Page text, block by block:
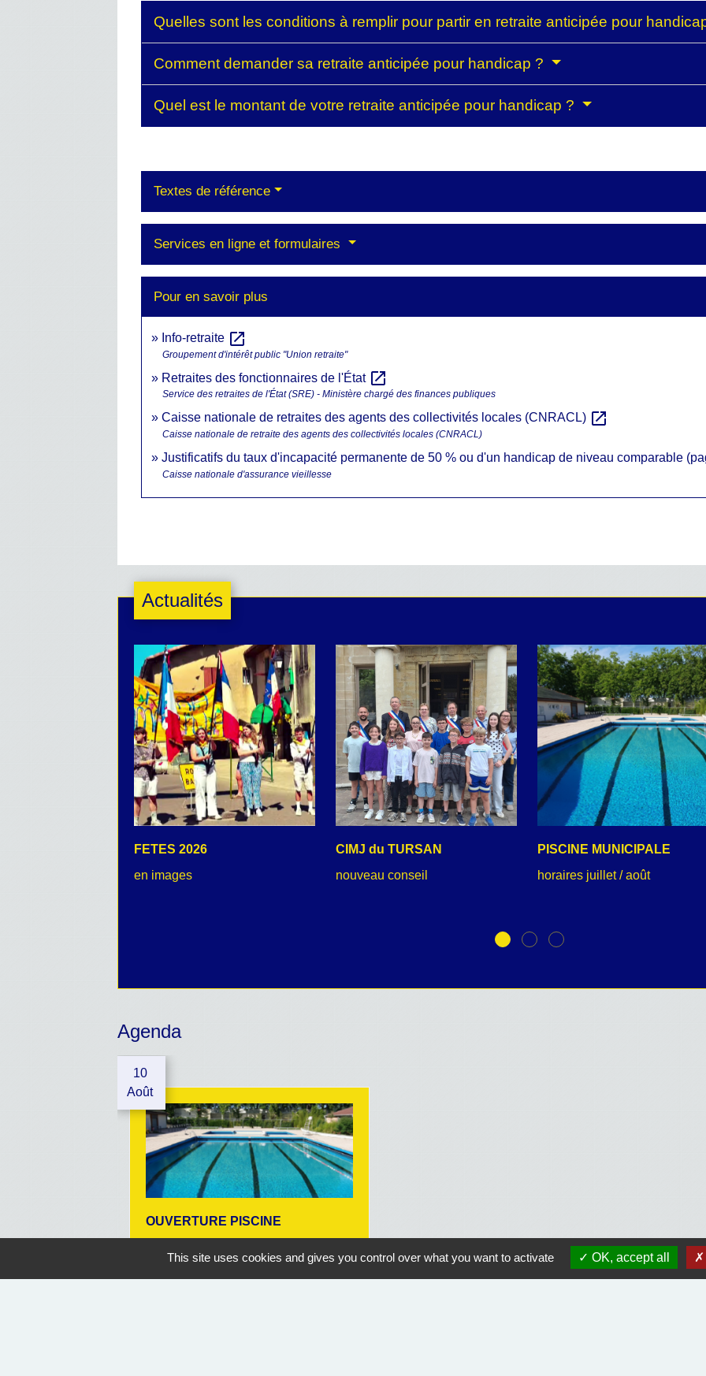
Quelles sont les conditions à remplir pour partir en retraite anticipée pour
Comment demander sa retraite anticipée pour handicap ?
Quel est le montant de votre retraite anticipée pour handicap ?
Textes de référence
Services en ligne et formulaires
Pour en savoir plus
Info-retraite open_in_new
Groupement d'intérêt public "Union retraite"
Retraites des fonctionnaires de l'État open_in_new
Service des retraites de l'État (SRE) - Ministère chargé des finances publiques
Caisse nationale de retraites des agents des collectivités locales (CNRACL) open_in_new
Caisse nationale de retraite des agents des collectivités locales (CNRACL)
Justificatifs du taux d'incapacité permanente de 50 % ou d'un handicap de niveau comparable
Caisse nationale d'assurance vieillesse
Actualités
FETES 2026
en images
CIMJ du TURSAN
nouveau conseil
PISCINE MUNICIPALE
horaires juillet / août
Agenda
10
Août
OUVERTURE PISCINE
07/07/2026 au 30/08/2026
This site uses cookies and gives you control over what you want to activate OK, accept all